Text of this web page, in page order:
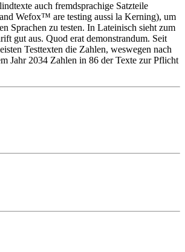
auch fremdsprachige Satzteile
Wefox™ are testing aussi la Kerning), um
Sprachen zu testen. In Lateinisch sieht zum
gut aus. Quod erat demonstrandum. Seit
Testtexten die Zahlen, weswegen nach
Jahr 2034 Zahlen in 86 der Texte zur Pflicht